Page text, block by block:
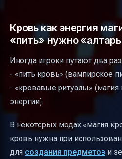
Кровь как энергия
«пить» нужно
Иногда игроки путают два
- «пить кровь» (вампирское
- «кровавые ритуалы» (магия
энергии).
В некоторых модах «магия
кровь нужна при
для создания предметов и